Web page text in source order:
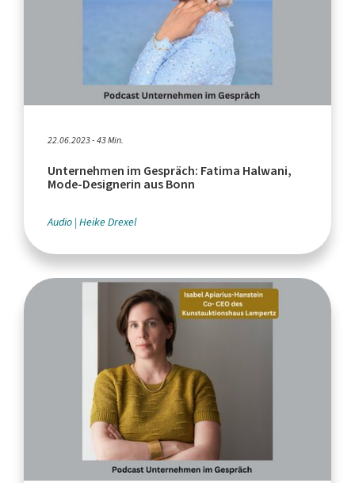
22.06.2023 - 43 Min.
Unternehmen im Gespräch: Fatima Halwani,
Mode-Designerin aus Bonn
Audio Heike Drexel